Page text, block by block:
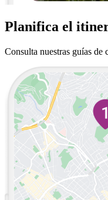
Planifica el
Consulta nuestras guías